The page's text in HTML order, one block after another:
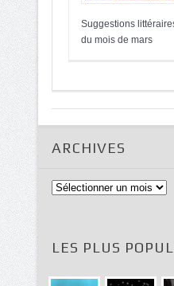
Suggestions
du mois de mars
ARCHIVES
Archives
LES PLUS